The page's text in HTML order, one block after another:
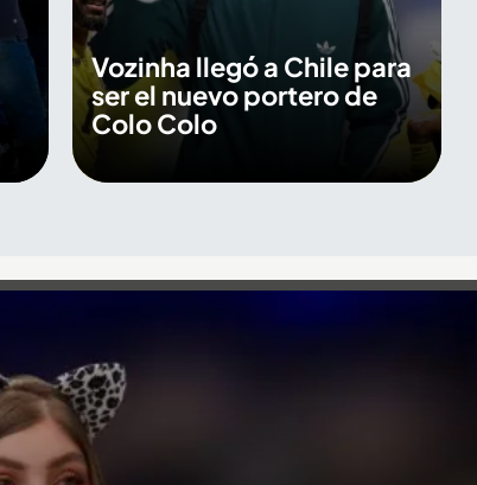
Vozinha llegó a Chile para
ser el nuevo portero de
Colo Colo